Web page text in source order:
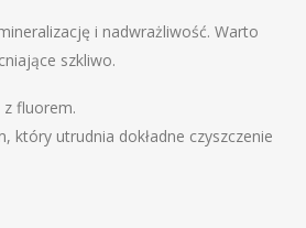
i nadwrażliwość. Warto
szkliwo.
fluorem.
który utrudnia dokładne czyszczenie